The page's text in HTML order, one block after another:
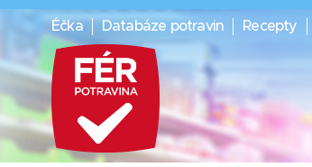
Éčka Databáze potravin Recepty